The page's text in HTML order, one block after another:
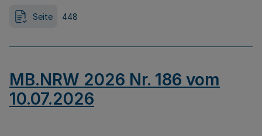
Seite 448
MB.NRW 2026 Nr. 186 vom
10.07.2026